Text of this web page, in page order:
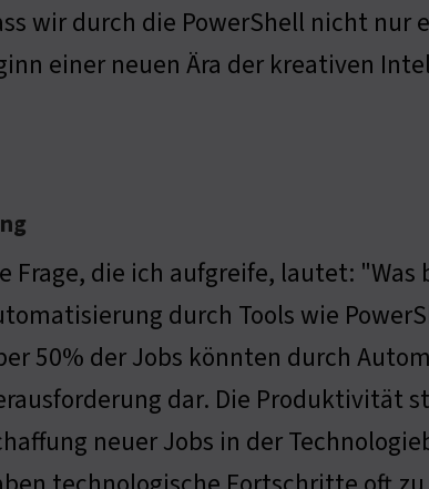
wir durch die PowerShell nicht
einer neuen Ära der kreativen
Frage, die ich aufgreife, lautet:
durch Tools wie
50% der Jobs könnten durch
dar. Die Produktivität
neuer Jobs in der